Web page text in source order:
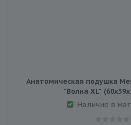
Анатомическая подушка
"Волна XL"
Наличие в